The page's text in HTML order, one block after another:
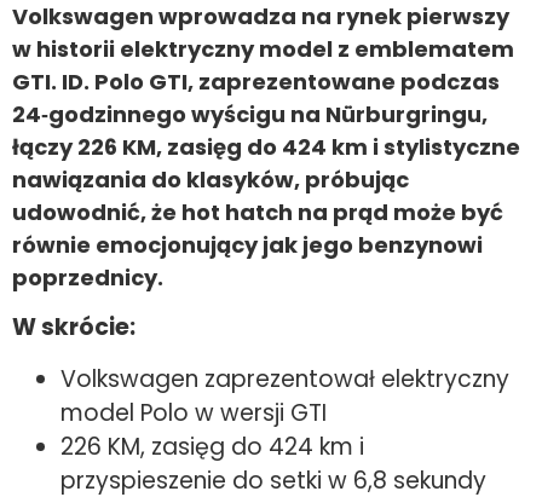
Volkswagen wprowadza na rynek pierwszy
w historii elektryczny model z emblematem
GTI. ID. Polo GTI, zaprezentowane podczas
24‑godzinnego wyścigu na Nürburgringu,
łączy 226 KM, zasięg do 424 km i stylistyczne
nawiązania do klasyków, próbując
udowodnić, że hot hatch na prąd może być
równie emocjonujący jak jego benzynowi
poprzednicy.
W skrócie:
Volkswagen zaprezentował elektryczny
model Polo w wersji GTI
226 KM, zasięg do 424 km i
przyspieszenie do setki w 6,8 sekundy